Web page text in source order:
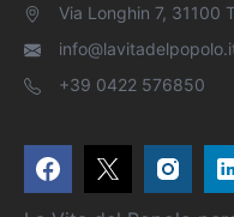
Via Longhin 7, 31100
+39 0422 576850